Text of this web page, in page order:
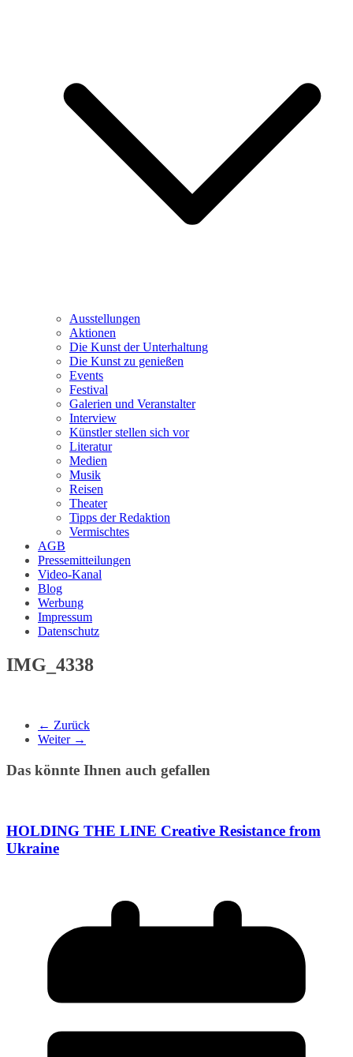
Ausstellungen
Aktionen
Die Kunst der Unterhaltung
Die Kunst zu genießen
Events
Festival
Galerien und Veranstalter
Interview
Künstler stellen sich vor
Literatur
Medien
Musik
Reisen
Theater
Tipps der Redaktion
Vermischtes
AGB
Pressemitteilungen
Video-Kanal
Blog
Werbung
Impressum
Datenschutz
IMG_4338
← Zurück
Weiter →
Das könnte Ihnen auch gefallen
HOLDING THE LINE Creative Resistance from
Ukraine